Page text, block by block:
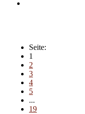
Seite:
1
2
3
4
5
...
19